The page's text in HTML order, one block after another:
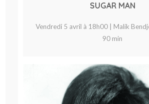
SUGAR MAN
Vendredi 5 avril à 18h00 | Malik
90 min